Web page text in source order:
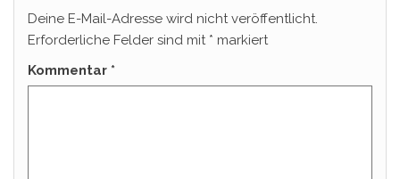
Deine E-Mail-Adresse wird nicht veröffentlicht.
Erforderliche Felder sind mit * markiert
Kommentar *